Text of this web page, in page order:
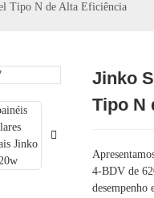
Tipo N de Alta Eficiência
Jinko
Tipo N
4-BDV de
desempenho